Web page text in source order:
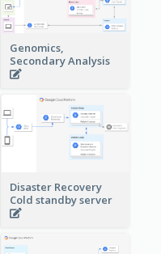
Genomics,
Secondary Analysis
Disaster Recovery
Cold standby server